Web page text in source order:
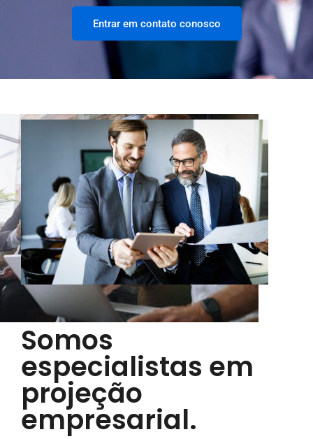
Entrar em contato conosco
Somos
especialistas em
projeção
empresarial.